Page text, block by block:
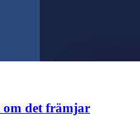
om det främjar